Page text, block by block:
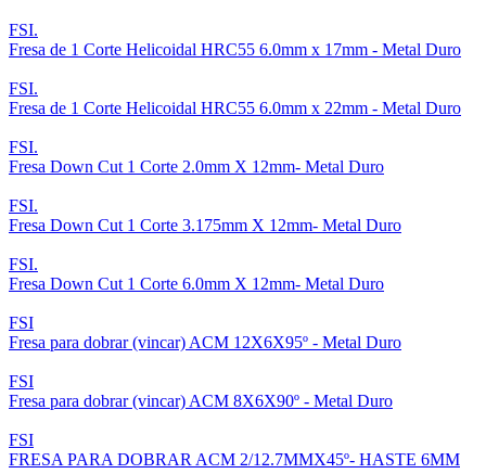
FSI.
Fresa de 1 Corte Helicoidal HRC55 6.0mm x 17mm - Metal Duro
FSI.
Fresa de 1 Corte Helicoidal HRC55 6.0mm x 22mm - Metal Duro
FSI.
Fresa Down Cut 1 Corte 2.0mm X 12mm- Metal Duro
FSI.
Fresa Down Cut 1 Corte 3.175mm X 12mm- Metal Duro
FSI.
Fresa Down Cut 1 Corte 6.0mm X 12mm- Metal Duro
FSI
Fresa para dobrar (vincar) ACM 12X6X95º - Metal Duro
FSI
Fresa para dobrar (vincar) ACM 8X6X90º - Metal Duro
FSI
FRESA PARA DOBRAR ACM 2/12.7MMX45º- HASTE 6MM